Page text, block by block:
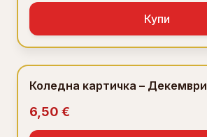
Купи
Коледна картичка – Декември
6,50 €